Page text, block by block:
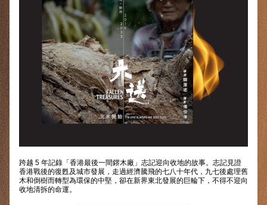
跨越 5 年記錄「香港最後一間鎅木廠」志記迎向收地的故事。志記見證
香港戰後的復甦及城市發展，走過經濟騰飛的七八十年代，九七後處理舊
木和倒樹而轉型為環保的中堅，卻在新界東北發展的巨輪下，不得不迎向
收地清拆的命運。